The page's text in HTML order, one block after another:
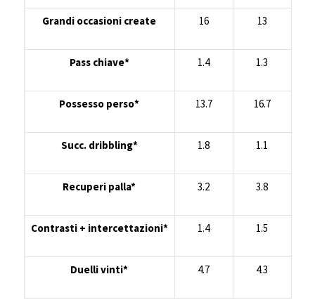
Grandi occasioni create 16 13
Pass chiave* 1.4 1.3
Possesso perso* 13.7 16.7
Succ. dribbling* 1.8 1.1
Recuperi palla* 3.2 3.8
Contrasti + intercettazioni* 1.4 1.5
Duelli vinti* 4.7 4.3